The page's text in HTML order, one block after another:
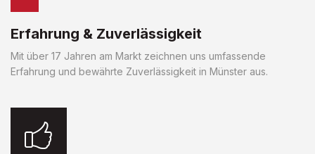
Erfahrung & Zuverlässigkeit
Mit über 17 Jahren am Markt zeichnen uns umfassende
Erfahrung und bewährte Zuverlässigkeit in Münster aus.